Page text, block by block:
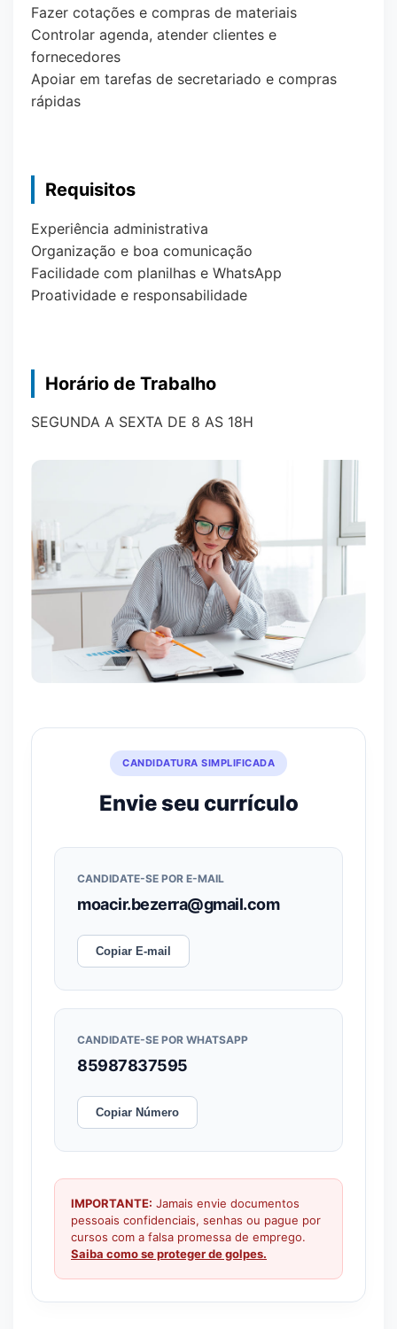
Fazer cotações e compras de materiais
Controlar agenda, atender clientes e
fornecedores
Apoiar em tarefas de secretariado e compras
rápidas
Requisitos
Experiência administrativa
Organização e boa comunicação
Facilidade com planilhas e WhatsApp
Proatividade e responsabilidade
Horário de Trabalho
SEGUNDA A SEXTA DE 8 AS 18H
CANDIDATURA SIMPLIFICADA
Envie seu currículo
CANDIDATE-SE POR E-MAIL
moacir.bezerra@gmail.com
Copiar E-mail
CANDIDATE-SE POR WHATSAPP
85987837595
Copiar Número
IMPORTANTE: Jamais envie documentos
pessoais confidenciais, senhas ou pague por
cursos com a falsa promessa de emprego.
Saiba como se proteger de golpes.